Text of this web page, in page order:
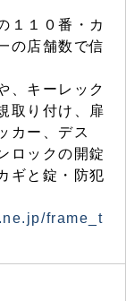
１１０番・カ
の店舗数で信
、キーレック
取り付け、扉
カー、デス
ロックの開錠
ギと錠・防犯
frame_t